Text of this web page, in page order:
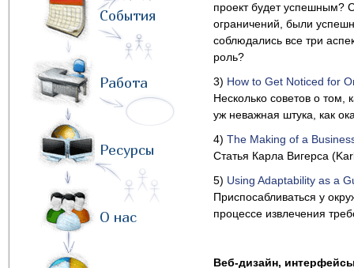
События
Работа
Ресурсы
О нас
проект будет успешным?
ограничений, были
соблюдались все три
роль?
3) How to Get Noticed for
Несколько советов о
уж неважная штука, как
4) The Making of a
Статья Карла Вигерса
5) Using Adaptability as a
Приспосабливаться у
процессе извлечения
Веб-дизайн,